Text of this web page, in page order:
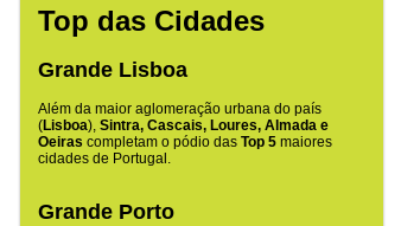
Top das Cidades
Grande Lisboa
Além da maior aglomeração urbana do país
(Lisboa), Sintra, Cascais, Loures, Almada e
Oeiras completam o pódio das Top 5 maiores
cidades de Portugal.
Grande Porto